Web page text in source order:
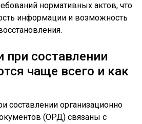
нормативных актов, что
информации и возможность
при составлении
чаще всего и как
составлении организационно
(ОРД) связаны с